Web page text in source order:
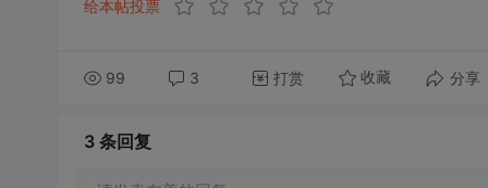
给本帖投票
99 3 打赏 收藏 分享
3 条回复